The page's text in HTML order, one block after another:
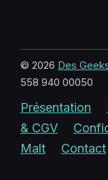
© 2026 Des
558 940 00050
Présentation
& CGV
Malt
Contact